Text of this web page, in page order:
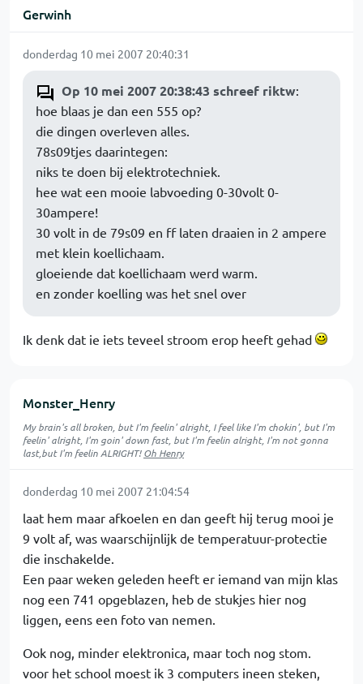
Gerwinh
donderdag 10 mei 2007 20:40:31
Op 10 mei 2007 20:38:43 schreef riktw:
hoe blaas je dan een 555 op?
die dingen overleven alles.
78s09tjes daarintegen:
niks te doen bij elektrotechniek.
hee wat een mooie labvoeding 0-30volt 0-
30ampere!
30 volt in de 79s09 en ff laten draaien in 2 ampere
met klein koellichaam.
gloeiende dat koellichaam werd warm.
en zonder koelling was het snel over
Ik denk dat ie iets teveel stroom erop heeft gehad
Monster_Henry
My brain's all broken, but I'm feelin' alright, I feel like I'm chokin', but I'm
feelin' alright, I'm goin' down fast, but I'm feelin alright, I'm not gonna
last,but I'm feelin ALRIGHT!Oh Henry
donderdag 10 mei 2007 21:04:54
laat hem maar afkoelen en dan geeft hij terug mooi je
9 volt af, was waarschijnlijk de temperatuur-protectie
die inschakelde.
Een paar weken geleden heeft er iemand van mijn klas
nog een 741 opgeblazen, heb de stukjes hier nog
liggen, eens een foto van nemen.
Ook nog, minder elektronica, maar toch nog stom.
voor het school moest ik 3 computers ineen steken,